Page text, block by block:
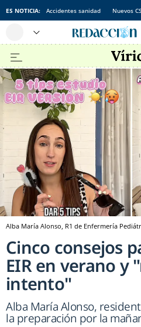
ES NOTICIA: Accidentes sanidad Nuevos
Alba María Alonso, R1 de Enfermería
Cinco consejos
EIR en verano y
intento"
Alba María Alonso,
la preparación por la